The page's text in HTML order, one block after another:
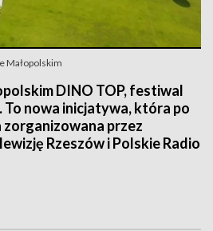
Małopolskim
DINO TOP, festiwal
To nowa inicjatywa, która po
zorganizowana przez
Rzeszów i Polskie Radio